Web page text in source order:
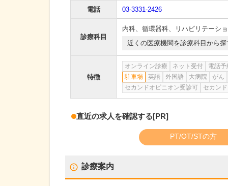
電話 03-3331-2426
診療科目
内科、 循環器科、
リハビリテーシ
近くの医療機関を診療科目から探
特徴
オンライン診療 ネット受付 電話予
駐車場
英語 外国語 大病院 がん
セカンドオピニオン受診可
セカン
直近の求人を確認する[PR]
PT/OT/STの方
診療案内